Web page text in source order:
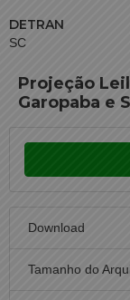
DETRAN
SC
Projeção
Garopaba e
Download
Tamanho do